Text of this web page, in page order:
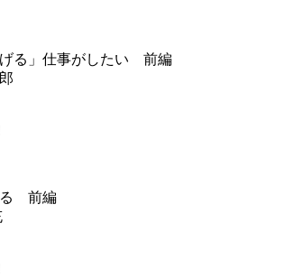
る」仕事がしたい 前編
る 前編